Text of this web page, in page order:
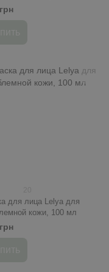
для лица Lelya для
кожи, 100 мл